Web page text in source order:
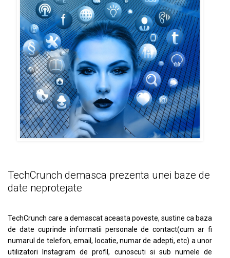
TechCrunch demasca prezenta unei baze de
date neprotejate
TechCrunch care a demascat aceasta poveste, sustine ca baza
de date cuprinde informatii personale de contact(cum ar fi
numarul de telefon, email, locatie, numar de adepti, etc) a unor
utilizatori Instagram de profil, cunoscuti si sub numele de